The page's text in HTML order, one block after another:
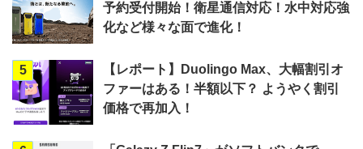
予約受付開始！衛星通信対応！水中対応強
化など様々な面で進化！
5
【レポート】Duolingo Max、大幅割引オ
ファーはある！半額以下？ ようやく割引
価格で再加入！